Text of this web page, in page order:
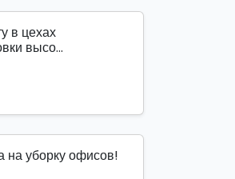
в цехах
высо...
на уборку офисов!